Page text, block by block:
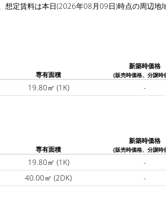
想定賃料は本日(2026年08月09日)時点の周辺
専有面積
新築時価格
(販売時価格、分譲時
19.80㎡ (1K) -
専有面積
新築時価格
(販売時価格、分譲時
19.80㎡ (1K) -
40.00㎡ (2DK) -